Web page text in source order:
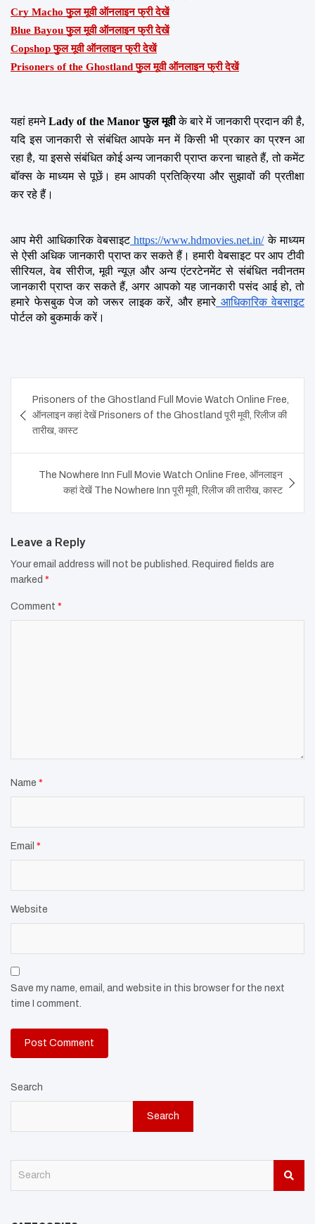
Cry Macho फुल मूवी ऑनलाइन फ्री देखें
Blue Bayou फुल मूवी ऑनलाइन फ्री देखें
Copshop फुल मूवी ऑनलाइन फ्री देखें
Prisoners of the Ghostland फुल मूवी ऑनलाइन फ्री देखें
यहां हमने Lady of the Manor फुल मूवी के बारे में जानकारी प्रदान की है,
यदि इस जानकारी से संबंधित आपके मन में किसी भी प्रकार का प्रश्न आ
रहा है, या इससे संबंधित कोई अन्य जानकारी प्राप्त करना चाहते हैं, तो कमेंट
बॉक्स के माध्यम से पूछें। हम आपकी प्रतिक्रिया और सुझावों की प्रतीक्षा
कर रहे हैं।
आप मेरी आधिकारिक वेबसाइट https://www.hdmovies.net.in/ के माध्यम
से ऐसी अधिक जानकारी प्राप्त कर सकते हैं। हमारी वेबसाइट पर आप टीवी
सीरियल, वेब सीरीज, मूवी न्यूज़ और अन्य एंटरटेनमेंट से संबंधित नवीनतम
जानकारी प्राप्त कर सकते हैं, अगर आपको यह जानकारी पसंद आई हो, तो
हमारे फेसबुक पेज को जरूर लाइक करें, और हमारे आधिकारिक वेबसाइट
पोर्टल को बुकमार्क करें।
navigation
Prisoners of the Ghostland Full Movie Watch Online Free,
ऑनलाइन कहां देखें Prisoners of the Ghostland पूरी मूवी, रिलीज की
तारीख, कास्ट
The Nowhere Inn Full Movie Watch Online Free, ऑनलाइन
कहां देखें The Nowhere Inn पूरी मूवी, रिलीज की तारीख, कास्ट
Leave a Reply
Your email address will not be published. Required fields are
marked *
Comment *
Name *
Email *
Website
Save my name, email, and website in this browser for the next
time I comment.
Search
Search